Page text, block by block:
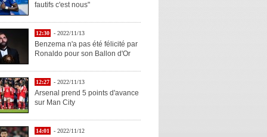
fautifs c'est nous"
12:30 - 2022/11/13
Benzema n'a pas été félicité par
Ronaldo pour son Ballon d'Or
12:27 - 2022/11/13
Arsenal prend 5 points d'avance
sur Man City
14:01 - 2022/11/12